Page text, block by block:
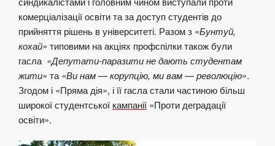
комерціалізації освіти та за доступ студентів до
прийняття рішень в університеті. Разом з «Бунтуй,
кохай» типовими на акціях профспілки також були
гасла «Депутати-паразити не дають студентам
жити» та «Ви нам — корупцію, ми вам — революцію».
Згодом і «Пряма дія», і її гасла стали частиною більш
широкої студентської кампанії «Проти деградації
освіти».